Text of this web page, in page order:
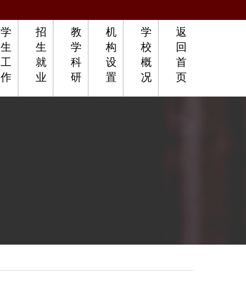
返
回
首
页
学
校
概
况
机
构
设
置
教
学
科
研
招
生
就
业
学
生
工
作